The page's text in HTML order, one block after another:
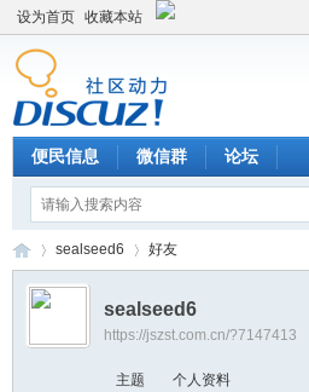
设为首页 收藏本站
便民信息 微信群 论坛
›
sealseed6 好友
sealseed6
https://jszst.com.cn/?7147413
主题 个人资料